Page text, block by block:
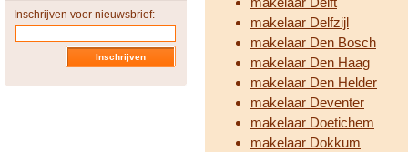
Inschrijven voor nieuwsbrief:
makelaar Delfzijl
makelaar Den Bosch
makelaar Den Haag
makelaar Den Helder
makelaar Deventer
makelaar Doetichem
makelaar Dokkum